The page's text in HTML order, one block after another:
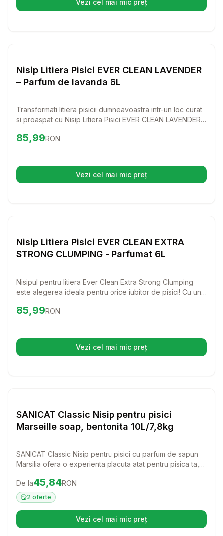
Vezi cel mai mic preț(se deschide într-o filă nouă)
Nisip si Litiere
Nisip Litiera Pisici EVER CLEAN LAVENDER
– Parfum de lavanda 6L
Transformati litiera pisicii dumneavoastra intr-un loc curat
si proaspat cu Nisip Litiera Pisici EVER CLEAN LAVENDER!
mirosurile neplacute, dar ofera si un parfum delicat de
Preț:85.99
85,99RON
Vezi cel mai mic preț(se deschide într-o filă nouă)
Nisip si Litiere
Nisip Litiera Pisici EVER CLEAN EXTRA
STRONG CLUMPING - Parfumat 6L
Nisipul pentru litiera Ever Clean Extra Strong Clumping
este alegerea ideala pentru orice iubitor de pisici! Cu un
extraordinara, acesta va transforma curatarea litierei intr-
Preț:85.99
85,99RON
Vezi cel mai mic preț(se deschide într-o filă nouă)
Nisip si Litiere
SANICAT Classic Nisip pentru pisici
Marseille soap, bentonita 10L/7,8kg
SANICAT Classic Nisip pentru pisici cu parfum de sapun
Marsilia ofera o experienta placuta atat pentru pisica ta,
curatarea litierei o joaca de copii, mentinand mirosul
proaspat si curat.
Preț:45.84 RON
De la45,84RON
2 oferte
Vezi cel mai mic preț(se deschide într-o filă nouă)